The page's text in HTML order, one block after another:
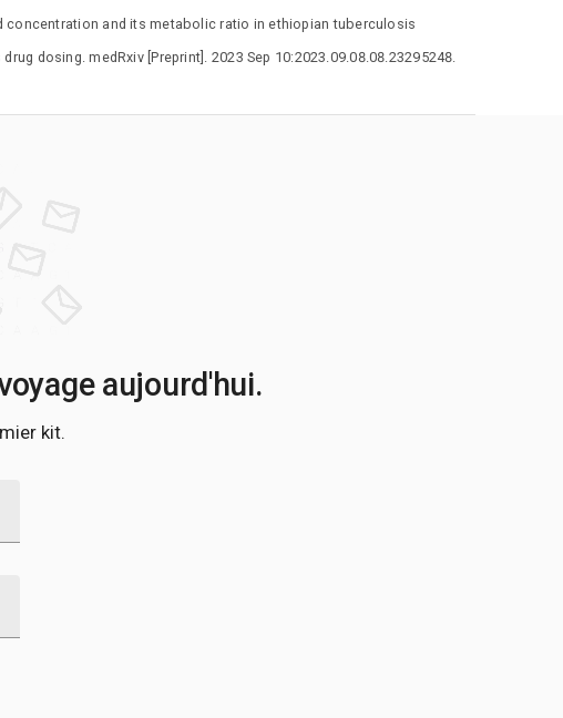
concentration and its metabolic ratio in ethiopian tuberculosis
dosing. medRxiv [Preprint]. 2023 Sep 10:2023.09.08.08.23295248.
aujourd'hui.
kit.